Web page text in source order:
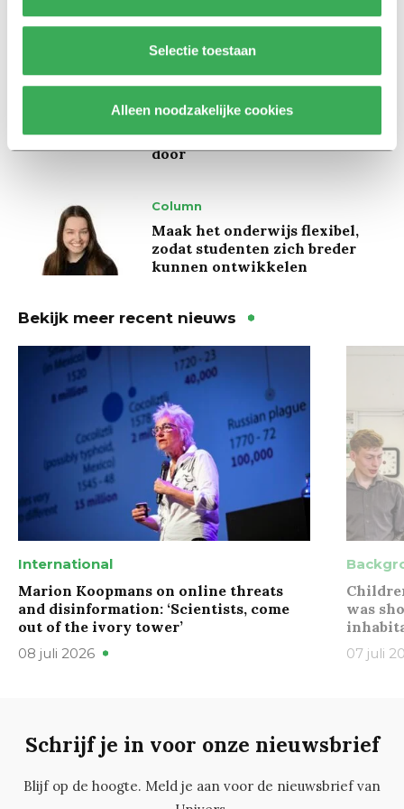
Selectie toestaan
Alleen noodzakelijke cookies
inwoners bij’
Achtergrond
slaapmiddelen: zo komen
studenten de tentamenperiode
door
Column
Maak het onderwijs flexibel,
zodat studenten zich breder
kunnen ontwikkelen
Bekijk meer recent nieuws
International
Marion Koopmans on online threats
and disinformation: ‘Scientists, come
out of the ivory tower’
08 juli 2026
was
07 juli
Schrijf je in voor onze nieuwsbrief
Blijf op de hoogte. Meld je aan voor de nieuwsbrief van